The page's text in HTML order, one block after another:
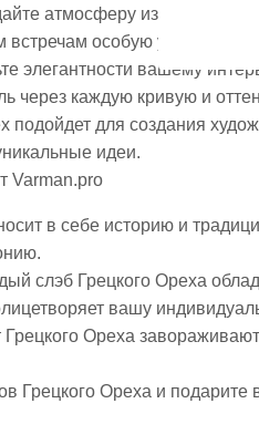
атмосферу
особую
элегантности вашему
через каждую кривую и
для создания
идеи.
Varman.pro
в себе историю и
слэб Грецкого Ореха
вашу
Грецкого Ореха
Грецкого Ореха и